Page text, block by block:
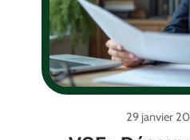
29 janvier